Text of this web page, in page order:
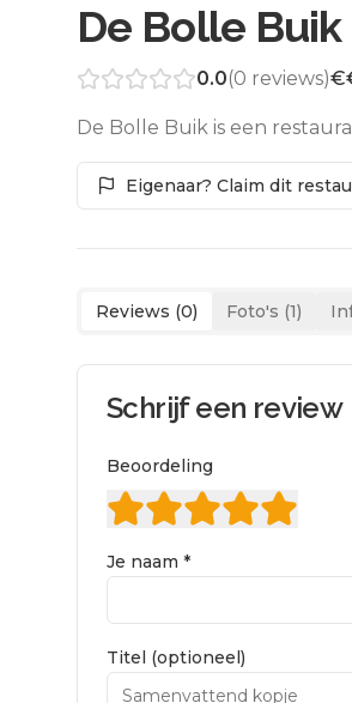
De Bolle Buik
0.0(0 reviews)
De Bolle Buik is een
Eigenaar? Claim dit
Reviews (0) Foto's (1)
Schrijf een review
Beoordeling
Je naam *
Titel (optioneel)